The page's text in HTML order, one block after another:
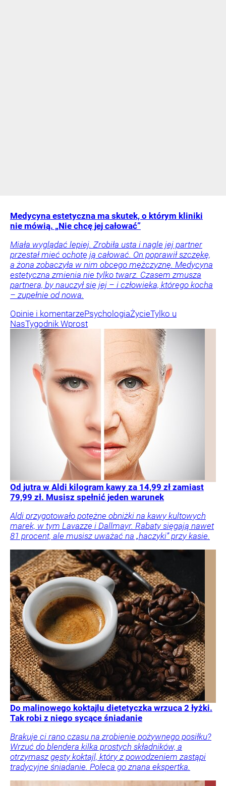
Medycyna estetyczna ma skutek, o którym kliniki
nie mówią. „Nie chcę jej całować”
Miała wyglądać lepiej. Zrobiła usta i nagle jej partner
przestał mieć ochotę ją całować. On poprawił szczękę,
a żona zobaczyła w nim obcego mężczyznę. Medycyna
estetyczna zmienia nie tylko twarz. Czasem zmusza
partnera, by nauczył się jej – i człowieka, którego kocha
– zupełnie od nowa.
Opinie i komentarzePsychologiaŻycieTylko u
NasTygodnik Wprost
Od jutra w Aldi kilogram kawy za 14,99 zł zamiast
79,99 zł. Musisz spełnić jeden warunek
Aldi przygotowało potężne obniżki na kawy kultowych
marek, w tym Lavazzę i Dallmayr. Rabaty sięgają nawet
81 procent, ale musisz uważać na „haczyki” przy kasie.
Do malinowego koktajlu dietetyczka wrzuca 2 łyżki.
Tak robi z niego sycące śniadanie
Brakuje ci rano czasu na zrobienie pożywnego posiłku?
Wrzuć do blendera kilka prostych składników, a
otrzymasz gęsty koktajl, który z powodzeniem zastąpi
tradycyjne śniadanie. Poleca go znana ekspertka.